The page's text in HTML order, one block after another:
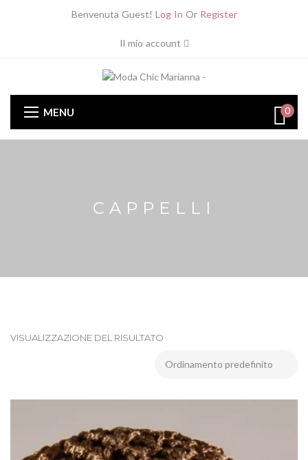
Benvenuta Guest! Log In Or Register
Il mio account
MENU 0
CAPPELLI
VISUALIZZAZIONE DEL RISULTATO